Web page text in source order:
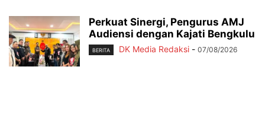
Perkuat Sinergi, Pengurus AMJ
Audiensi dengan Kajati Bengkulu
BERITA DK Media Redaksi - 07/08/2026